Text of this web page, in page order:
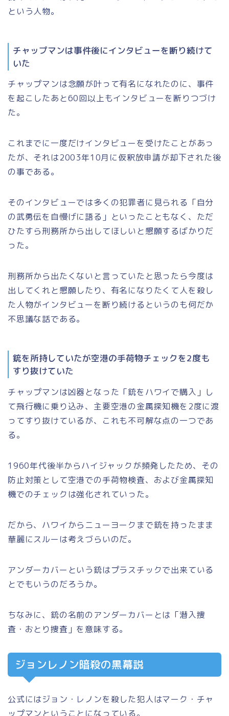
という人物。
チャップマンは事件後にインタビューを断り続けて
いた
チャップマンは念願が叶って有名になれたのに、事件
を起こしたあと60回以上もインタビューを断りつづけ
た。
これまでに一度だけインタビューを受けたことがあっ
たが、それは2003年10月に仮釈放申請が却下された後
の事である。
そのインタビューでは多くの犯罪者に見られる「自分
の武勇伝を自慢げに語る」といったこともなく、ただ
ひたすら刑務所から出してほしいと懇願するばかりだ
った。
刑務所から出たくないと言っていたと思ったら今度は
出してくれと懇願したり、有名になりたくて人を殺し
た人物がインタビューを断り続けるというのも何だか
不思議な話である。
銃を所持していたが空港の手荷物チェックを2度も
すり抜けていた
チャップマンは凶器となった「銃をハワイで購入」し
て飛行機に乗り込み、主要空港の金属探知機を2度に渡
ってすり抜けているが、これも不可解な点の一つであ
る。
1960年代後半からハイジャックが頻発したため、その
防止対策として空港での手荷物検査、および金属探知
機でのチェックは強化されていった。
だから、ハワイからニューヨークまで銃を持ったまま
華麗にスルーは考えづらいのだ。
アンダーカバーという銃はプラスチックで出来ている
とでもいうのだろうか。
ちなみに、銃の名前のアンダーカバーとは「潜入捜
査・おとり捜査」を意味する。
ジョンレノン暗殺の黒幕説
公式にはジョン・レノンを殺した犯人はマーク・チャ
ップマンということになっている。